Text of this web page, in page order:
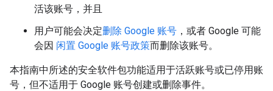
活该账号，并且
用户可能会决定删除 Google 账号 ，或者 Google 可能
会因 闲置 Google 账号政策而删除该账号。
本指南中所述的安全软件包功能适用于活跃账号或已停用账
号，但不适用于 Google 账号创建或删除事件。